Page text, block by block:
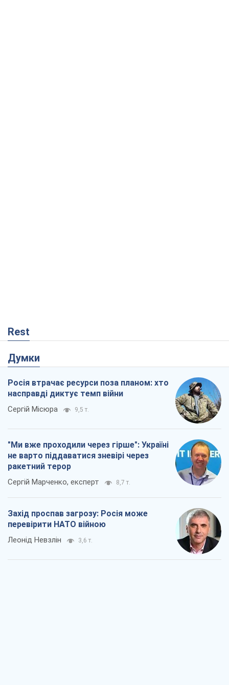
Rest
Думки
Росія втрачає ресурси поза планом: хто
насправді диктує темп війни
Сергій Місюра 9,5 т.
"Ми вже проходили через гірше": Україні
не варто піддаватися зневірі через
ракетний терор
Сергій Марченко, експерт 8,7 т.
Захід проспав загрозу: Росія може
перевірити НАТО війною
Леонід Невзлін 3,6 т.